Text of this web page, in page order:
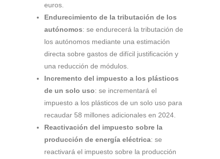
euros.
Endurecimiento de la tributación de los
autónomos: se endurecerá la tributación de
los autónomos mediante una estimación
directa sobre gastos de difícil justificación y
una reducción de módulos.
Incremento del impuesto a los plásticos
de un solo uso: se incrementará el
impuesto a los plásticos de un solo uso para
recaudar 58 millones adicionales en 2024.
Reactivación del impuesto sobre la
producción de energía eléctrica: se
reactivará el impuesto sobre la producción